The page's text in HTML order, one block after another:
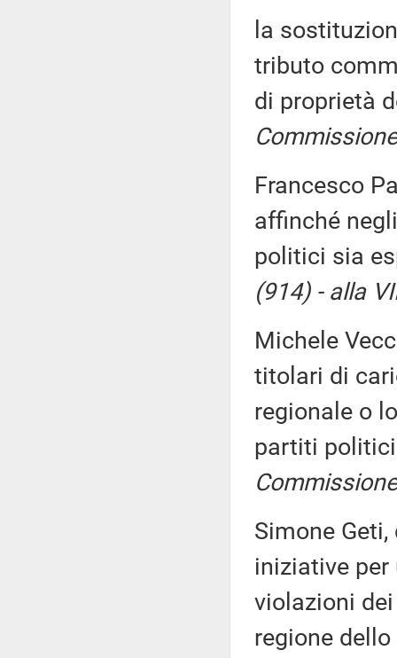
la
tributo
di proprietà
Francesco
affinché
politici sia
(914) - alla
Michele
titolari di
regionale o
partiti
Simone
iniziative
violazioni
regione